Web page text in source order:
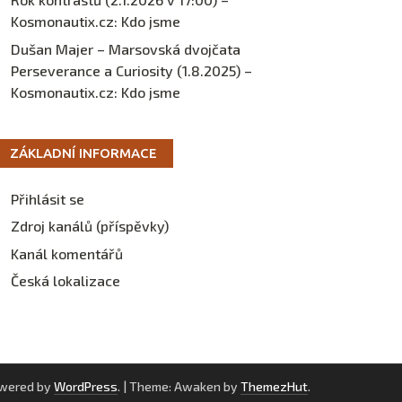
Kosmonautix.cz: Kdo jsme
Dušan Majer – Marsovská dvojčata
Perseverance a Curiosity (1.8.2025) –
Kosmonautix.cz: Kdo jsme
ZÁKLADNÍ INFORMACE
Přihlásit se
Zdroj kanálů (příspěvky)
Kanál komentářů
Česká lokalizace
by WordPress. | Theme: Awaken by ThemezHut.